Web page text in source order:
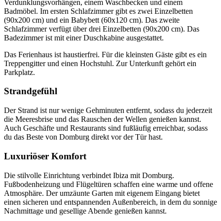
Verdunklungsvorhängen, einem Waschbecken und einem
Badmöbel. Im ersten Schlafzimmer gibt es zwei Einzelbetten
(90x200 cm) und ein Babybett (60x120 cm). Das zweite
Schlafzimmer verfügt über drei Einzelbetten (90x200 cm). Das
Badezimmer ist mit einer Duschkabine ausgestattet.
Das Ferienhaus ist haustierfrei. Für die kleinsten Gäste gibt es ein
Treppengitter und einen Hochstuhl. Zur Unterkunft gehört ein
Parkplatz.
Strandgefühl
Der Strand ist nur wenige Gehminuten entfernt, sodass du jederzeit
die Meeresbrise und das Rauschen der Wellen genießen kannst.
Auch Geschäfte und Restaurants sind fußläufig erreichbar, sodass
du das Beste von Domburg direkt vor der Tür hast.
Luxuriöser Komfort
Die stilvolle Einrichtung verbindet Ibiza mit Domburg.
Fußbodenheizung und Flügeltüren schaffen eine warme und offene
Atmosphäre. Der umzäunte Garten mit eigenem Eingang bietet
einen sicheren und entspannenden Außenbereich, in dem du sonnige
Nachmittage und gesellige Abende genießen kannst.